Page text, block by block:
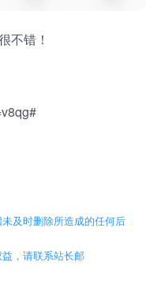
不错！
及时删除所造成的任何后
，请联系站长邮